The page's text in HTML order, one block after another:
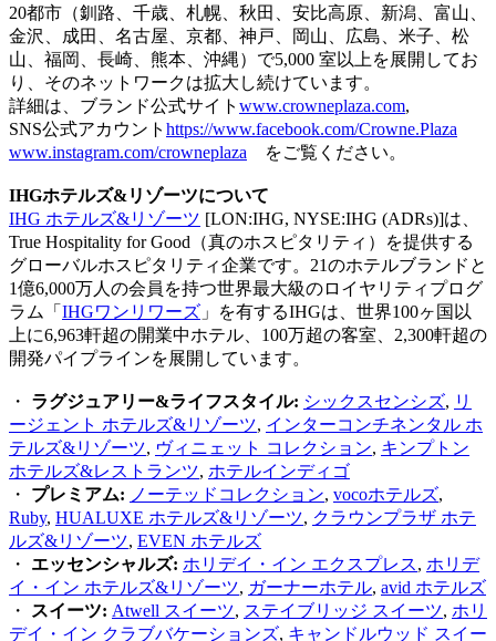
20都市（釧路、千歳、札幌、秋田、安比高原、新潟、富山、
金沢、成田、名古屋、京都、神戸、岡山、広島、米子、松
山、福岡、長崎、熊本、沖縄）で5,000 室以上を展開してお
り、そのネットワークは拡大し続けています。
詳細は、ブランド公式サイト www.crowneplaza.com,
SNS公式アカウント https://www.facebook.com/Crowne.Plaza
www.instagram.com/crowneplaza をご覧ください。
IHGホテルズ&リゾーツについて
IHG ホテルズ&リゾーツ [LON:IHG, NYSE:IHG (ADRs)]は、
True Hospitality for Good（真のホスピタリティ）を提供する
グローバルホスピタリティ企業です。21のホテルブランドと
1億6,000万人の会員を持つ世界最大級のロイヤリティプログ
ラム「 IHGワンリワーズ 」を有するIHGは、世界100ヶ国以
上に6,963軒超の開業中ホテル、100万超の客室、2,300軒超の
開発パイプラインを展開しています。
・ ラグジュアリー&ライフスタイル: シックスセンシズ, リ
ージェント ホテルズ&リゾーツ, インターコンチネンタル ホ
テルズ&リゾーツ, ヴィニェット コレクション, キンプトン
ホテルズ&レストランツ, ホテルインディゴ
・ プレミアム: ノーテッドコレクション, vocoホテルズ,
Ruby, HUALUXE ホテルズ&リゾーツ, クラウンプラザ ホテ
ルズ&リゾーツ, EVEN ホテルズ
・ エッセンシャルズ: ホリデイ・イン エクスプレス, ホリデ
イ・イン ホテルズ&リゾーツ, ガーナーホテル, avid ホテルズ
・
スイーツ: Atwell スイーツ, ステイブリッジ スイーツ, ホリ
デイ・イン クラブバケーションズ, キャンドルウッド スイー